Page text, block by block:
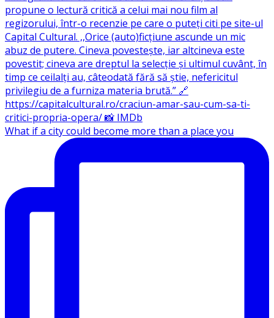
What if a city could become more than a place you